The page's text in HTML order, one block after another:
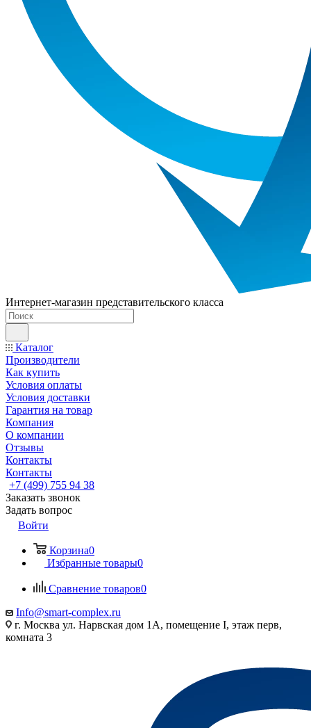
Интернет-магазин представительского класса
Каталог
Производители
Как купить
Условия оплаты
Условия доставки
Гарантия на товар
Компания
О компании
Отзывы
Контакты
Контакты
+7 (499) 755 94 38
Заказать звонок
Задать вопрос
Войти
Корзина0
Избранные товары0
Сравнение товаров0
Info@smart-complex.ru
г. Москва ул. Нарвская дом 1А, помещение I, этаж перв,
комната 3